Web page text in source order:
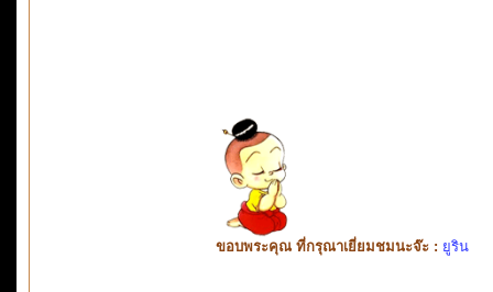
ขอบพระคุณ ที่กรุณาเยี่ยมชมนะจ๊ะ : ยูริน